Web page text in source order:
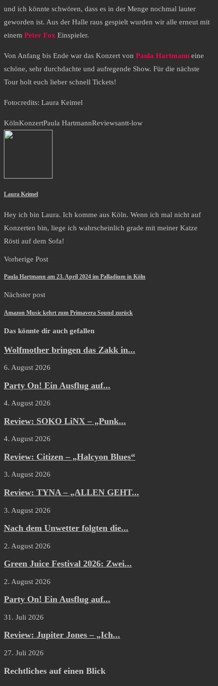
und ich könnte schwören, dass es in der Menge nochmal lauter
geworden ist. Aus der Halle raus gespielt wurden wir alle erneut mit
einem Peter Fox Einspieler.
Von Anfang bis Ende war das Konzert von Paula Hartmann eine
schöne, sehr durchdachte und aufregende Show. Für die nächste
Tour holt euch lieber schnell Tickets!
Fotocredits: Laura Keimel
KölnKonzertPaula HartmannReviewsantt-low
Laura Keimel
Hey ich bin Laura. Ich komme aus Köln. Wenn ich mal nicht auf
Konzerten bin, liege ich wahrscheinlich grade mit meiner Katze
Rösti auf dem Sofa!
Vorherige Post
Paula Hartmann am 23. April 2024 im Palladium in Köln
Nächster post
Amazon Music kehrt zum Primavera Sound zurück
Das könnte dir auch gefallen
Wolfmother bringen das Zakk in...
6. August 2026
Party On! Ein Ausflug auf...
4. August 2026
Review: SOKO LiNX – „Punk...
4. August 2026
Review: Citizen – „Halcyon Blues“
3. August 2026
Review: TYNA – „ALLEN GEHT...
3. August 2026
Nach dem Unwetter folgten die...
2. August 2026
Green Juice Festival 2026: Zwei...
2. August 2026
Party On! Ein Ausflug auf...
31. Juli 2026
Review: Jupiter Jones – „Ich...
27. Juli 2026
Rechtliches auf einen Blick